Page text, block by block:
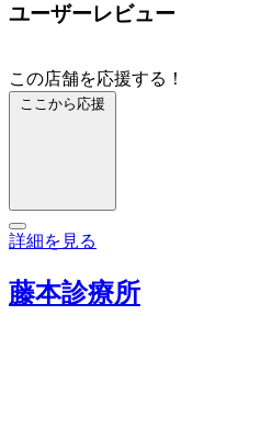
ユーザーレビュー
この店舗を応援する！
ここから応援
詳細を見る
藤本診療所